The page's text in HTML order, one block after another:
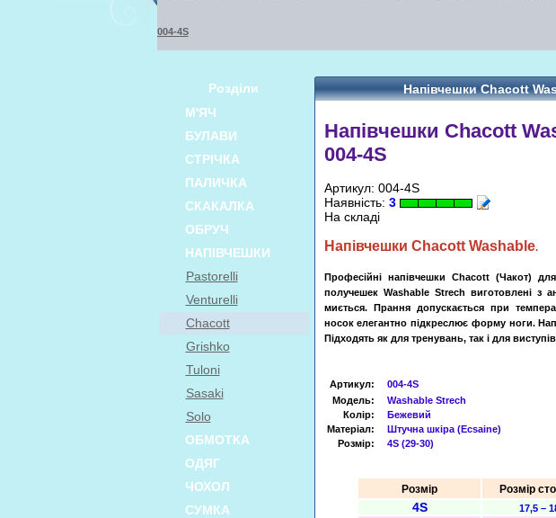
004-4S
Розділи
М'ЯЧ
БУЛАВИ
СТРІЧКА
ПАЛИЧКА
СКАКАЛКА
ОБРУЧ
НАПІВЧЕШКИ
Pastorelli
Venturelli
Chacott
Grishko
Tuloni
Sasaki
Solo
ОБМОТКА
ОДЯГ
ЧОХОЛ
СУМКА
Напівчешки Chacott
Напівчешки Chacott
004-4S
Артикул: 004-4S
Наявність: 3
На складі
Напівчешки Chacott Washable.
Професійні напівчешки Chacott (Чакот)
получешек Washable Strech виготовлені з
миється. Прання допускається при
носок елегантно підкреслює форму ноги.
Підходять як для тренувань, так і для
Артикул:
004-4S
Модель:
Washable Strech
Колір:
Бежевий
Матеріал:
Штучна шкіра (Ecsaine)
Розмір:
4S (29-30)
Розмір Розмір
4S 17,5 –